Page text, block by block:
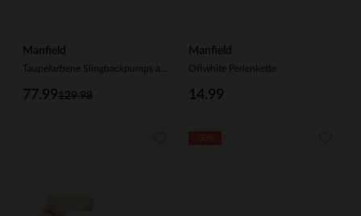
Manfield
129.98
77.99
Manfield
Offwhite Perlenkette
14.99